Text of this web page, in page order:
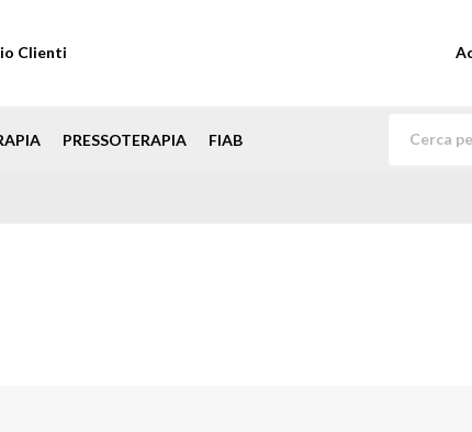
Clienti
PRESSOTERAPIA FIAB